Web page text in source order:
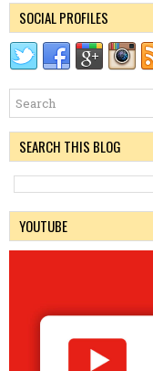
SOCIAL PROFILES
SEARCH THIS BLOG
YOUTUBE